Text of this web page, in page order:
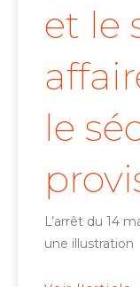
et le
le
L’arrêt du 14
une illustration